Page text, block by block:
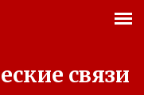
связи